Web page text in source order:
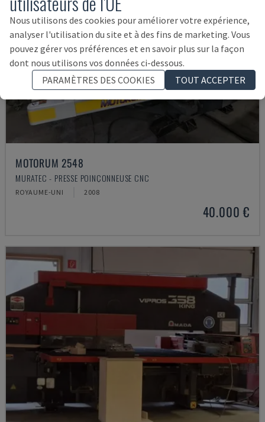
MOTORUM 2548
MURATEC - PRESSE POINÇONNEUSE CNC
ROYAUME-UNI 2008
40.000 €
Nous utilisons des cookies pour améliorer votre expérience,
analyser l'utilisation du site et à des fins de marketing. Vous
pouvez gérer vos préférences et en savoir plus sur la façon
dont nous utilisons vos données ci-dessous.
PARAMÈTRES DES COOKIES
TOUT ACCEPTER